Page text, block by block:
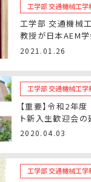
工学部 交通機械工学
工学部 交通機械
教授が日本AEM
ました
2021.01.26
工学部 交通機械工学
【重要】令和2年
ト新入生歓迎会の
2020.04.03
工学部 交通機械工学